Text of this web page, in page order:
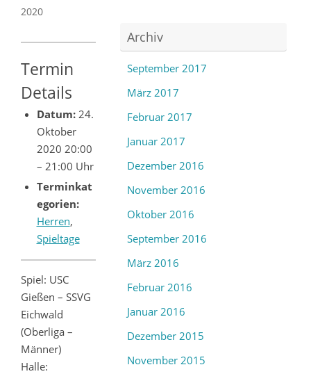
2020
Termin
Details
Datum: 24.
Oktober
2020 20:00
– 21:00 Uhr
Terminkat
egorien:
Herren,
Spieltage
Spiel: USC
Gießen – SSVG
Eichwald
(Oberliga –
Männer)
Halle:
Archiv
September 2017
März 2017
Februar 2017
Januar 2017
Dezember 2016
November 2016
Oktober 2016
September 2016
März 2016
Februar 2016
Januar 2016
Dezember 2015
November 2015